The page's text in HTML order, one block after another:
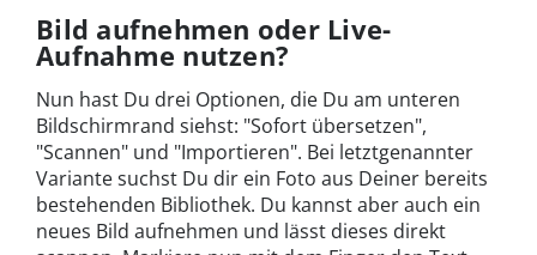
Bild aufnehmen oder Live-
Aufnahme nutzen?
Nun hast Du drei Optionen, die Du am unteren
Bildschirmrand siehst: "Sofort übersetzen",
"Scannen" und "Importieren". Bei letztgenannter
Variante suchst Du dir ein Foto aus Deiner bereits
bestehenden Bibliothek. Du kannst aber auch ein
neues Bild aufnehmen und lässt dieses direkt